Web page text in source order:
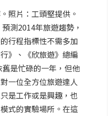
照片：工頭堅提供。
測2014年旅遊趨勢，
行程指標性不需多加
》、《欣旅遊》總編
是忙碌的一年，但他
一位全方位旅遊達人
是工作或是興趣，也
式的實驗場所。在這